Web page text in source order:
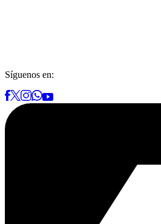
Síguenos en: